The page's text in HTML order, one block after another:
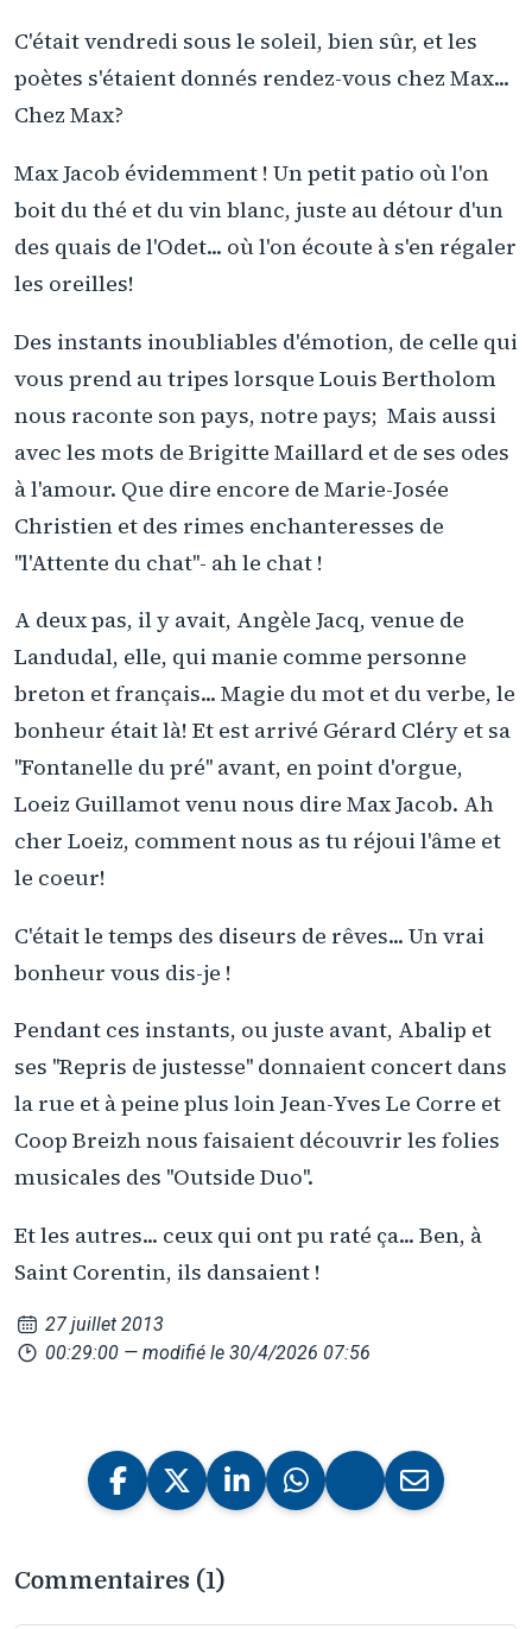
C'était vendredi sous le soleil, bien sûr, et les
poètes s'étaient donnés rendez-vous chez Max...
Chez Max?
Max Jacob évidemment ! Un petit patio où l'on
boit du thé et du vin blanc, juste au détour d'un
des quais de l'Odet... où l'on écoute à s'en régaler
les oreilles!
Des instants inoubliables d'émotion, de celle qui
vous prend au tripes lorsque Louis Bertholom
nous raconte son pays, notre pays; Mais aussi
avec les mots de Brigitte Maillard et de ses odes
à l'amour. Que dire encore de Marie-Josée
Christien et des rimes enchanteresses de
''l'Attente du chat''- ah le chat !
A deux pas, il y avait, Angèle Jacq, venue de
Landudal, elle, qui manie comme personne
breton et français... Magie du mot et du verbe, le
bonheur était là! Et est arrivé Gérard Cléry et sa
''Fontanelle du pré'' avant, en point d'orgue,
Loeiz Guillamot venu nous dire Max Jacob. Ah
cher Loeiz, comment nous as tu réjoui l'âme et
le coeur!
C'était le temps des diseurs de rêves... Un vrai
bonheur vous dis-je !
Pendant ces instants, ou juste avant, Abalip et
ses ''Repris de justesse'' donnaient concert dans
la rue et à peine plus loin Jean-Yves Le Corre et
Coop Breizh nous faisaient découvrir les folies
musicales des ''Outside Duo''.
Et les autres... ceux qui ont pu raté ça... Ben, à
Saint Corentin, ils dansaient !
27 juillet 2013
00:29:00 — modifié le 30/4/2026 07:56
Commentaires (1)